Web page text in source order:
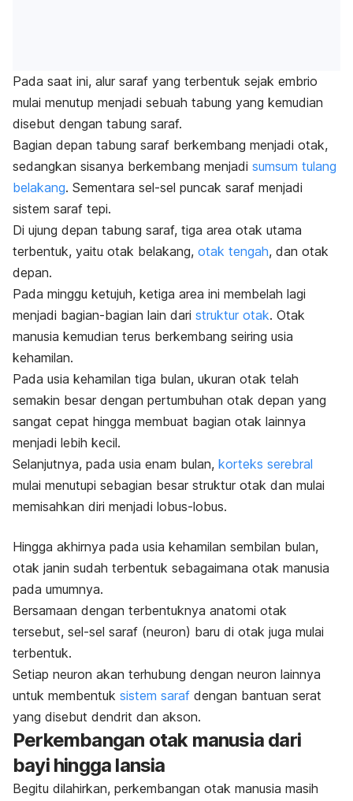
Pada saat ini, alur saraf yang terbentuk sejak embrio
mulai menutup menjadi sebuah tabung yang kemudian
disebut dengan tabung saraf.
Bagian depan tabung saraf berkembang menjadi otak,
sedangkan sisanya berkembang menjadi sumsum tulang
belakang. Sementara sel-sel puncak saraf menjadi
sistem saraf tepi.
Di ujung depan tabung saraf, tiga area otak utama
terbentuk, yaitu otak belakang, otak tengah, dan otak
depan.
Pada minggu ketujuh, ketiga area ini membelah lagi
menjadi bagian-bagian lain dari struktur otak. Otak
manusia kemudian terus berkembang seiring usia
kehamilan.
Pada usia kehamilan tiga bulan, ukuran otak telah
semakin besar dengan pertumbuhan otak depan yang
sangat cepat hingga membuat bagian otak lainnya
menjadi lebih kecil.
Selanjutnya, pada usia enam bulan, korteks serebral
mulai menutupi sebagian besar struktur otak dan mulai
memisahkan diri menjadi lobus-lobus.
Hingga akhirnya pada usia kehamilan sembilan bulan,
otak janin sudah terbentuk sebagaimana otak manusia
pada umumnya.
Bersamaan dengan terbentuknya anatomi otak
tersebut, sel-sel saraf (neuron) baru di otak juga mulai
terbentuk.
Setiap neuron akan terhubung dengan neuron lainnya
untuk membentuk sistem saraf dengan bantuan serat
yang disebut dendrit dan akson.
Perkembangan otak manusia dari
bayi hingga lansia
Begitu dilahirkan, perkembangan otak manusia masih